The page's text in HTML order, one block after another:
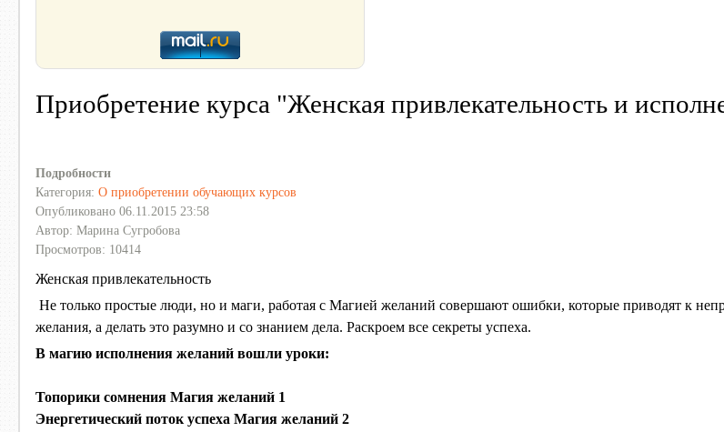
Приобретение курса "Женская привлекательность и
Подробности
Категория: О приобретении обучающих курсов
Опубликовано 06.11.2015 23:58
Автор: Марина Сугробова
Просмотров: 10414
Женская привлекательность
Не только простые люди, но и маги, работая с Магией желаний совершают ошибки, которые приводят к
желания, а делать это разумно и со знанием дела. Раскроем все секреты успеха.
В магию исполнения желаний вошли уроки:
Топорики сомнения Магия желаний 1
Энергетический поток успеха Магия желаний 2